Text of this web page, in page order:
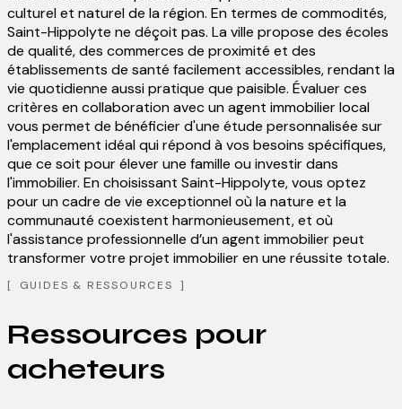
culturel et naturel de la région. En termes de commodités,
Saint-Hippolyte ne déçoit pas. La ville propose des écoles
de qualité, des commerces de proximité et des
établissements de santé facilement accessibles, rendant la
vie quotidienne aussi pratique que paisible. Évaluer ces
critères en collaboration avec un agent immobilier local
vous permet de bénéficier d'une étude personnalisée sur
l'emplacement idéal qui répond à vos besoins spécifiques,
que ce soit pour élever une famille ou investir dans
l'immobilier. En choisissant Saint-Hippolyte, vous optez
pour un cadre de vie exceptionnel où la nature et la
communauté coexistent harmonieusement, et où
l'assistance professionnelle d’un agent immobilier peut
transformer votre projet immobilier en une réussite totale.
GUIDES & RESSOURCES
Ressources pour
acheteurs